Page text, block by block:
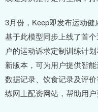
3月份，Keep即发布运动
基于此模型同步上线了首
户的运动诉求定制训练计
新版本，可为用户提供智
数据记录、饮食记录及评
练网上配资网站，帮助用户